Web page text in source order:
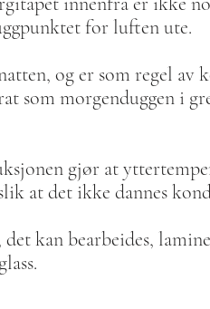
for luften ute.
og er som regel av
som morgenduggen i
gjør at
at det ikke dannes
kan bearbeides,